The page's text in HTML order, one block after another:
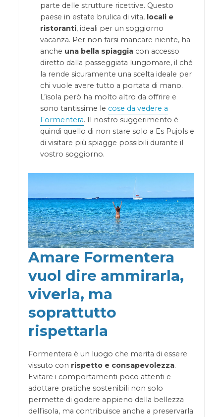
parte delle strutture ricettive. Questo
paese in estate brulica di vita, locali e
ristoranti, ideali per un soggiorno
vacanza. Per non farsi mancare niente, ha
anche una bella spiaggiacon accesso
diretto dalla passeggiata lungomare, il ché
la rende sicuramente una scelta ideale per
chi vuole avere tutto a portata di mano.
L’isola però ha molto altro da offrire e
sono tantissime le cose da vedere a
Formentera. Il nostro suggerimento è
quindi quello di non stare solo a Es Pujols e
di visitare più spiagge possibili durante il
vostro soggiorno.
Amare Formentera
vuol dire ammirarla,
viverla, ma
soprattutto
rispettarla
Formentera è un luogo che merita di essere
vissuto con rispetto e consapevolezza.
Evitare i comportamenti poco attenti e
adottare pratiche sostenibili non solo
permette di godere appieno della bellezza
dell’isola, ma contribuisce anche a preservarla